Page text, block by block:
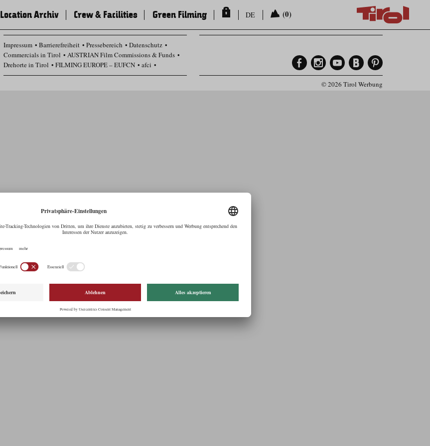
Location Archiv Crew & Facilities Green Filming DE (0)
Impressum Barrierefreiheit Pressebereich
Datenschutz
Commercials in Tirol
AUSTRIAN Film Commissions & Funds
Drehorte in Tirol
FILMING EUROPE – EUFCN
afci
Datenschutz Einstellungen
© 2026 Tirol Werbung